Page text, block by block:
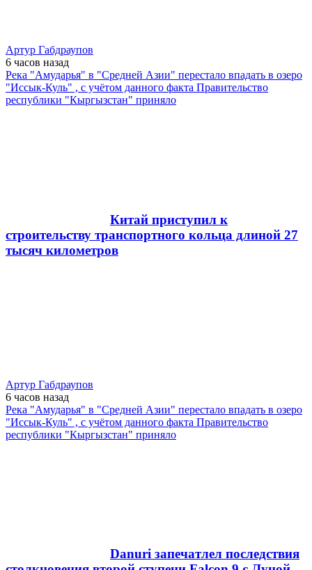
Артур Габдраупов
6 часов назад
Река "Амударья" в "Средней Азии" перестало впадать в озеро
"Иссык-Куль" , с учётом данного факта Правительство
республики "Кыргызстан" приняло
Китай приступил к
строительству транспортного кольца длиной 27
тысяч километров
Артур Габдраупов
6 часов назад
Река "Амударья" в "Средней Азии" перестало впадать в озеро
"Иссык-Куль" , с учётом данного факта Правительство
республики "Кыргызстан" приняло
Danuri запечатлел последствия